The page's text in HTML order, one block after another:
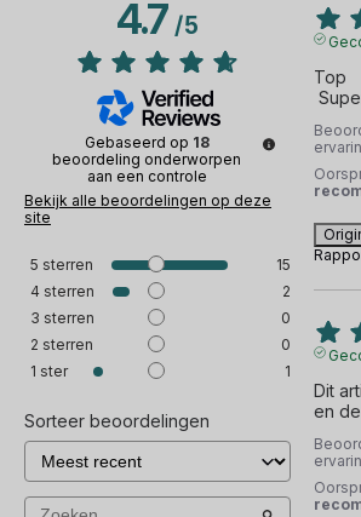
4.7/5
Gebaseerd op 18
beoordeling onderworpen
aan een controle
Bekijk alle beoordelingen op deze
site
5 sterren
15
4 sterren
2
3 sterren
0
2 sterren
0
1 ster 1
Sorteer beoordelingen
Top
Dit
en